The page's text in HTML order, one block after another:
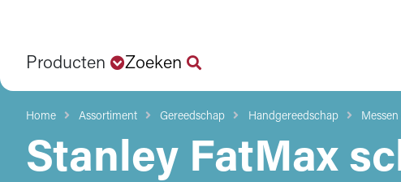
Producten Zoeken
Home Assortiment Gereedschap Handgereedschap
Stanley FatMax